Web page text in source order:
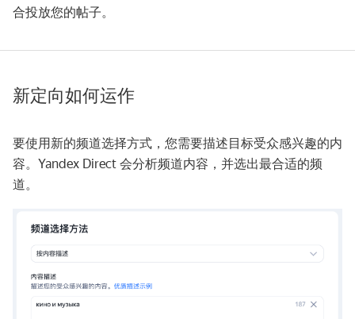
合投放您的帖子。
新定向如何运作
要使用新的频道选择方式，您需要描述目标受众感兴趣的内
容。Yandex Direct 会分析频道内容，并选出最合适的频
道。